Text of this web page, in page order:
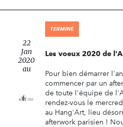
22
Jan
2020
au
TERMINÉ
Les voeux 2020 de
Pour bien démarrer
commencer par un
de toute l'équipe de
rendez-vous le
au Hang'Art, lieu
afterwork parisien !